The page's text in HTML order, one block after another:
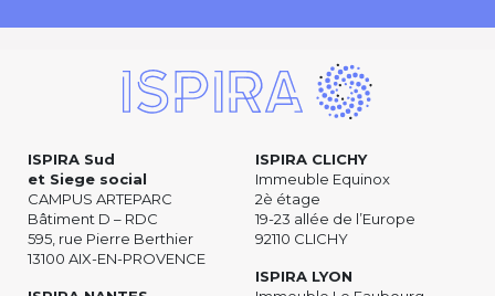
ISPIRA Sud
et Siege social
CAMPUS ARTEPARC
Bâtiment D – RDC
595, rue Pierre Berthier
13100 AIX-EN-PROVENCE
ISPIRA CLICHY
Immeuble Equinox
2è étage
19-23 allée de l’Europe
92110 CLICHY
ISPIRA LYON